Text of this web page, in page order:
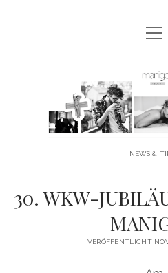
MANIGOO
MANIGOO
IMPRESSUM &
Menü
öffnen
Manigoo
NEWS &
30. WKW-
VERÖFFENTLICHT